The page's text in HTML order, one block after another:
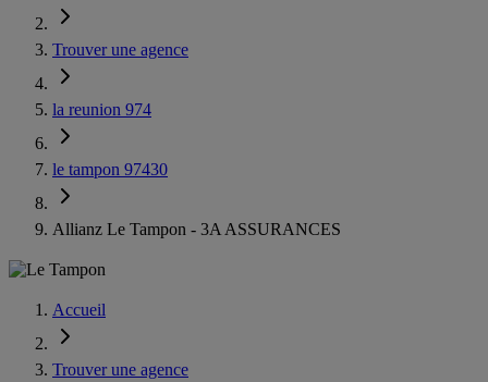
Trouver une agence
la reunion 974
le tampon 97430
Allianz Le Tampon - 3A ASSURANCES
Accueil
Trouver une agence